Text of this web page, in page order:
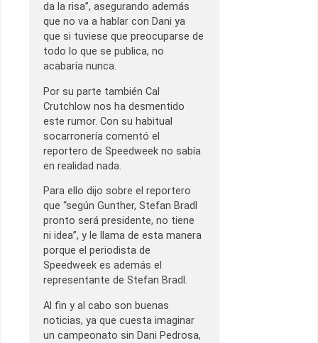
da la risa”, asegurando además
que no va a hablar con Dani ya
que si tuviese que preocuparse de
todo lo que se publica, no
acabaría nunca.
Por su parte también Cal
Crutchlow nos ha desmentido
este rumor. Con su habitual
socarronería comentó el
reportero de Speedweek no sabía
en realidad nada.
Para ello dijo sobre el reportero
que “según Gunther, Stefan Bradl
pronto será presidente, no tiene
ni idea”, y le llama de esta manera
porque el periodista de
Speedweek es además el
representante de Stefan Bradl.
Al fin y al cabo son buenas
noticias, ya que cuesta imaginar
un campeonato sin Dani Pedrosa,